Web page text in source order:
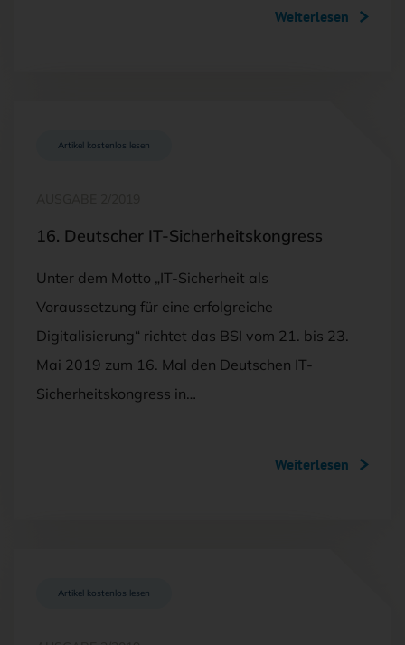
Weiterlesen
Artikel kostenlos lesen
16. Deutscher IT-Sicherheitskongress
Unter dem Motto „IT-Sicherheit als
Voraussetzung für eine erfolgreiche
Digitalisierung“ richtet das BSI vom 21. bis 23.
Mai 2019 zum 16. Mal den Deutschen IT-
Sicherheitskongress in…
Weiterlesen
Artikel kostenlos lesen